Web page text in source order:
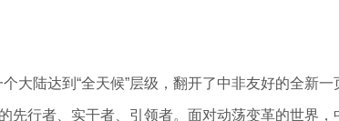
陆达到“全天候”层级，翻开了中非友好的全新一
行者、实干者、引领者。面对动荡变革的世界，